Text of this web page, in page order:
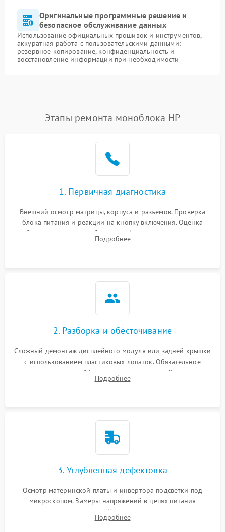
Оригинальные программные решение и
безопасное обслуживание данных
Использование официальных прошивок и инструментов,
аккуратная работа с пользовательскими данными:
резервное копирование, конфиденциальность и
восстановление информации при необходимости
Этапы ремонта моноблока HP
1. Первичная диагностика
Внешний осмотр матрицы, корпуса и разъемов. Проверка
блока питания и реакции на кнопку включения. Оценка
изображения, звука и работы периферии для сужения круга
возможных неисправностей перед вскрытием.
Подробнее
2. Разборка и обесточивание
Сложный демонтаж дисплейного модуля или задней крышки
с использованием пластиковых лопаток. Обязательное
отключение шлейфов матрицы и питания. Очистка
массивной системы охлаждения от скопившейся пыли.
Подробнее
3. Углубленная дефектовка
Осмотр материнской платы и инвертора подсветки под
микроскопом. Замеры напряжений в цепях питания
процессора и видеокарты. Проверка состояния жесткого
диска и оперативной памяти с помощью POST-карт и
Подробнее